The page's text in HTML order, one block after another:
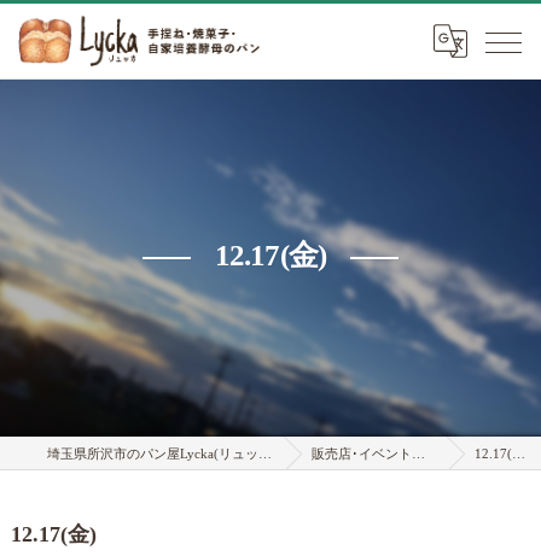
12.17(金)
販売店･イベント情報 12.17(金)
12.17(金)